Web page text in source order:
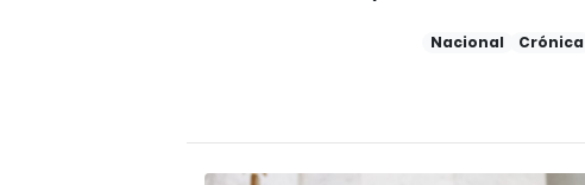
Nacional Crónica